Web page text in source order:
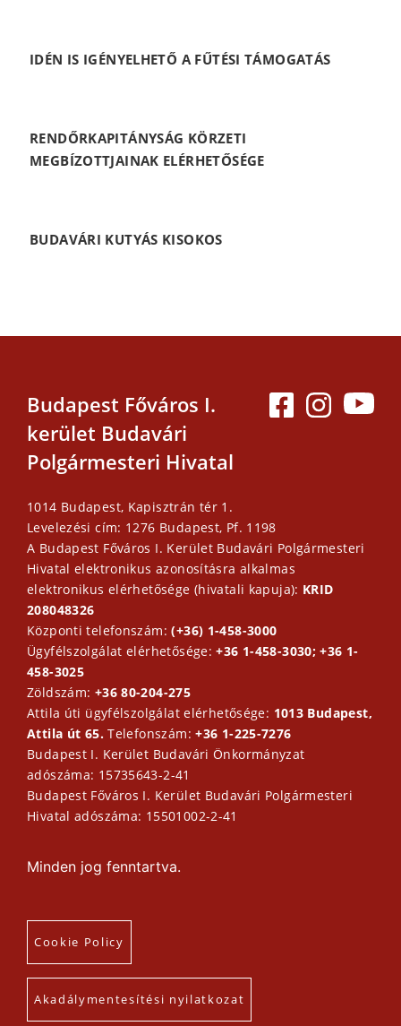
IDÉN IS IGÉNYELHETŐ A FŰTÉSI TÁMOGATÁS
RENDŐRKAPITÁNYSÁG KÖRZETI
MEGBÍZOTTJAINAK ELÉRHETŐSÉGE
BUDAVÁRI KUTYÁS KISOKOS
Budapest Főváros I.
kerület Budavári
Polgármesteri Hivatal
1014 Budapest, Kapisztrán tér 1.
Levelezési cím: 1276 Budapest, Pf. 1198
A Budapest Főváros I. Kerület Budavári Polgármesteri
Hivatal elektronikus azonosításra alkalmas
elektronikus elérhetősége (hivatali kapuja): KRID
208048326
Központi telefonszám:(+36) 1-458-3000
Ügyfélszolgálat elérhetősége:+36 1-458-3030; +36 1-
458-3025
Zöldszám: +36 80-204-275
Attila úti ügyfélszolgálat elérhetősége: 1013 Budapest,
Attila út 65.Telefonszám:+36 1-225-7276
Budapest I. Kerület Budavári Önkormányzat
adószáma: 15735643-2-41
Budapest Főváros I. Kerület Budavári Polgármesteri
Hivatal adószáma: 15501002-2-41
Minden jog fenntartva.
Cookie Policy
Akadálymentesítési nyilatkozat